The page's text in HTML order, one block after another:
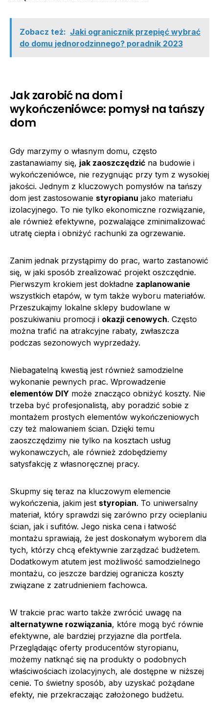
Zobacz też: Jaki ogranicznik przepięć wybrać
do domu jednorodzinnego? poradnik 2023
Jak zarobić na dom i
wykończeniówce: pomysł na tańszy
dom
Gdy marzymy o własnym domu, często
zastanawiamy się, jak zaoszczędzić na budowie i
wykończeniówce, nie rezygnując przy tym z wysokiej
jakości. Jednym z kluczowych pomysłów na tańszy
dom jest zastosowanie styropianu jako materiału
izolacyjnego. To nie tylko ekonomiczne rozwiązanie,
ale również efektywne, pozwalające zminimalizować
utratę ciepła i obniżyć rachunki za ogrzewanie.
Zanim jednak przystąpimy do prac, warto zastanowić
się, w jaki sposób zrealizować projekt oszczędnie.
Pierwszym krokiem jest dokładne zaplanowanie
wszystkich etapów, w tym także wyboru materiałów.
Przeszukajmy lokalne sklepy budowlane w
poszukiwaniu promocji i okazji cenowych. Często
można trafić na atrakcyjne rabaty, zwłaszcza
podczas sezonowych wyprzedaży.
Niebagatelną kwestią jest również samodzielne
wykonanie pewnych prac. Wprowadzenie
elementów DIY może znacząco obniżyć koszty. Nie
trzeba być profesjonalistą, aby poradzić sobie z
montażem prostych elementów wykończeniowych
czy też malowaniem ścian. Dzięki temu
zaoszczędzimy nie tylko na kosztach usług
wykonawczych, ale również zdobędziemy
satysfakcję z własnoręcznej pracy.
Skupmy się teraz na kluczowym elemencie
wykończenia, jakim jest styropian. To uniwersalny
materiał, który sprawdzi się zarówno przy ocieplaniu
ścian, jak i sufitów. Jego niska cena i łatwość
montażu sprawiają, że jest doskonałym wyborem dla
tych, którzy chcą efektywnie zarządzać budżetem.
Dodatkowym atutem jest możliwość samodzielnego
montażu, co jeszcze bardziej ogranicza koszty
związane z zatrudnieniem fachowca.
W trakcie prac warto także zwrócić uwagę na
alternatywne rozwiązania, które mogą być równie
efektywne, ale bardziej przyjazne dla portfela.
Przeglądając oferty producentów styropianu,
możemy natknąć się na produkty o podobnych
właściwościach izolacyjnych, ale dostępne w niższej
cenie. To świetny sposób, aby uzyskać pożądane
efekty, nie przekraczając założonego budżetu.